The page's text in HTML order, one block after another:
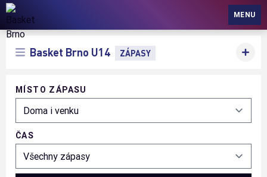
Basket Brno
MENU
Basket Brno U14 ZÁPASY
MÍSTO ZÁPASU
ČAS